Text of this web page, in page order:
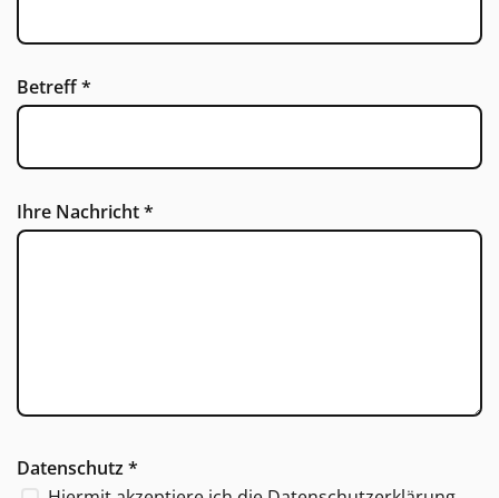
Betreff*
Ihre Nachricht*
Datenschutz*